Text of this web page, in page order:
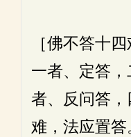
［佛不答十
一者、定答
者、反问答
难，法应置